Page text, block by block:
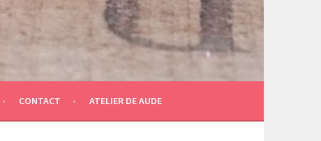
CONTACT ATELIER DE AUDE